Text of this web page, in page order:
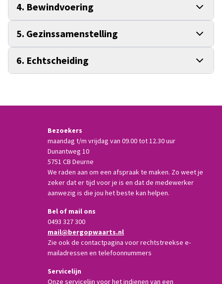
4. Bewindvoering
5. Gezinssamenstelling
6. Echtscheiding
Bezoekers
maandag t/m vrijdag van 09.00 tot 12.30 uur
Dunantweg 10
5751 CB Deurne
We raden aan om een afspraak te maken. Zo weet je
zeker dat er tijd voor je is en dat de medewerker
aanwezig is die jou het beste kan helpen.
Bel of mail ons
0493 327 300
mail@bergopwaarts.nl
Zie ook de contactpagina voor rechtstreekse e-
mailadressen en telefoonnummers
Servicelijn
Onze servicelijn voor het indienen van een